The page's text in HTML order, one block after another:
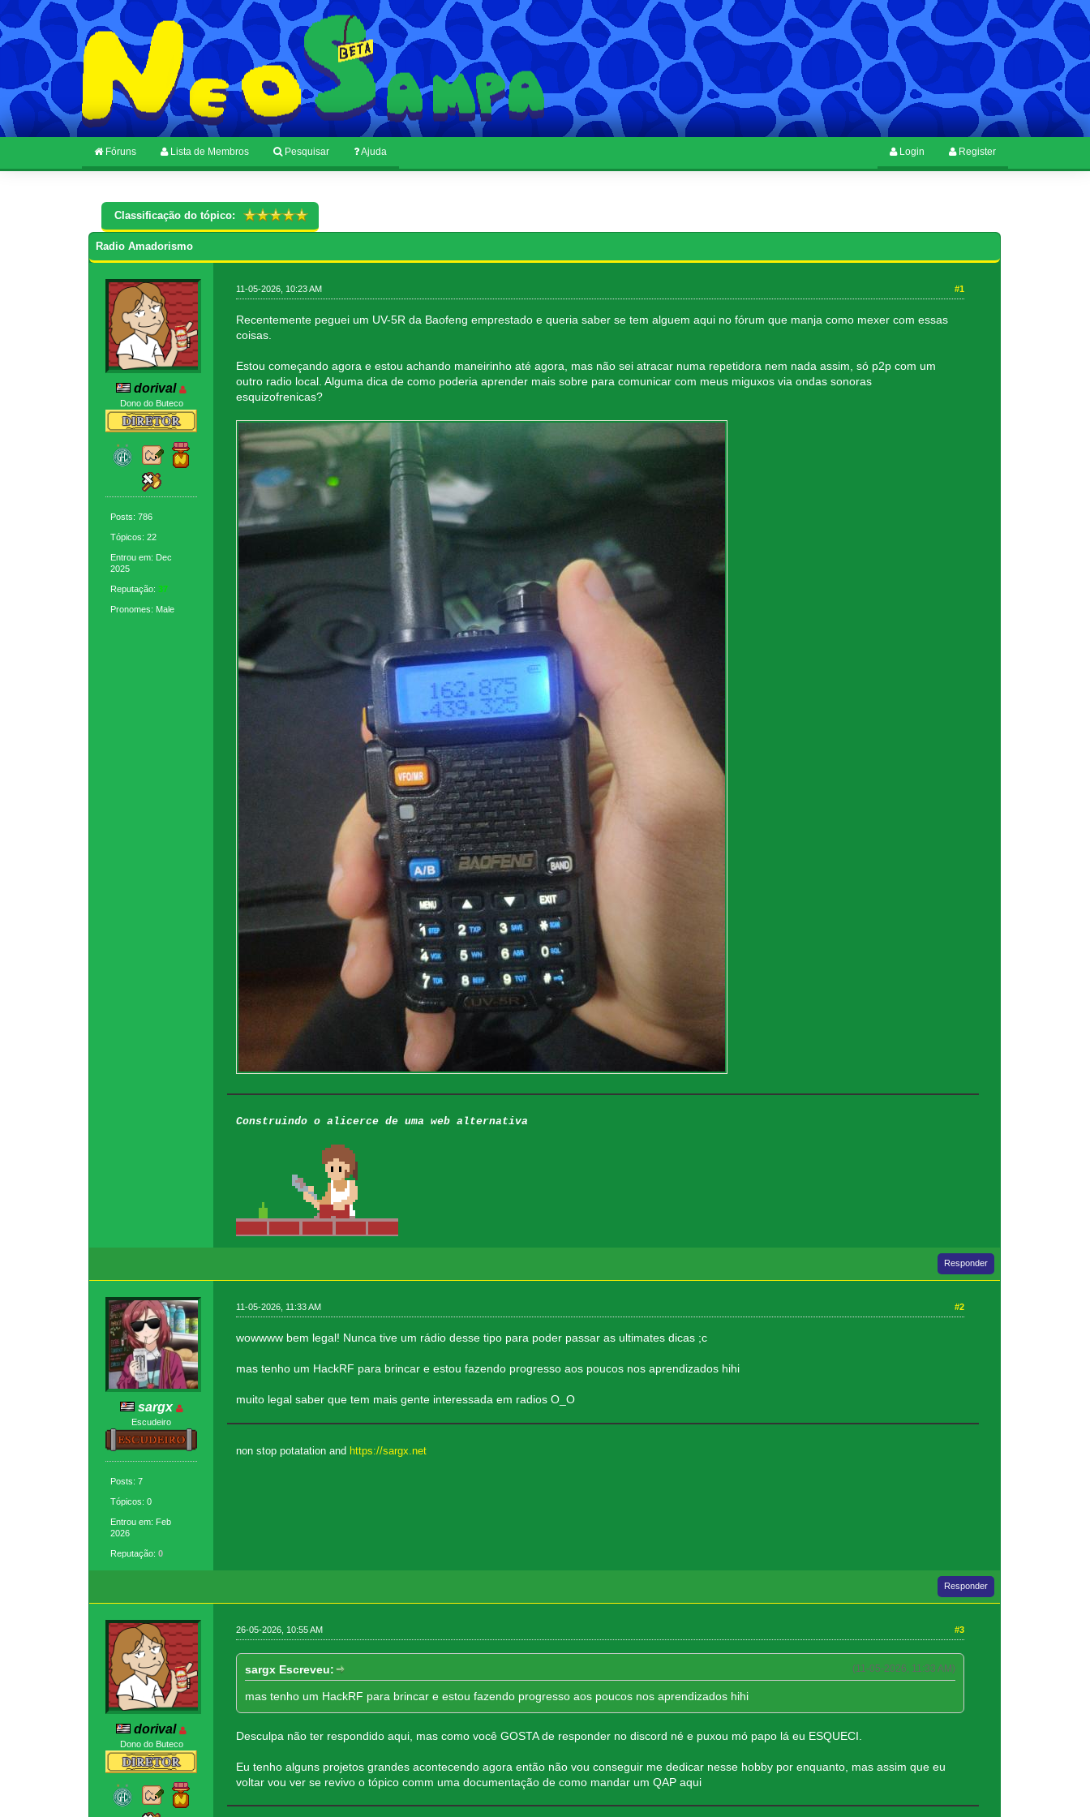
Fóruns Lista de Membros Pesquisar Ajuda Register
Login
Classificação do tópico:
Radio Amadorismo
dorival
Dono do Buteco
Posts: 786
Tópicos: 22
Entrou em: Dec
2025
Reputação:37
Pronomes: Male
#1
11-05-2026, 10:23 AM
Recentemente peguei um UV-5R da Baofeng emprestado e queria saber se tem alguem aqui no fórum que manja como mexer com essas
coisas.
Estou começando agora e estou achando maneirinho até agora, mas não sei atracar numa repetidora nem nada assim, só p2p com um
outro radio local. Alguma dica de como poderia aprender mais sobre para comunicar com meus miguxos via ondas sonoras
esquizofrenicas?
Construindo o alicerce de uma web alternativa
Responder
sargx
Escudeiro
Posts: 7
Tópicos: 0
Entrou em: Feb
2026
Reputação:0
#2
11-05-2026, 11:33 AM
wowwww bem legal! Nunca tive um rádio desse tipo para poder passar as ultimates dicas ;c
mas tenho um HackRF para brincar e estou fazendo progresso aos poucos nos aprendizados hihi
muito legal saber que tem mais gente interessada em radios O_O
non stop potatation and https://sargx.net
Responder
dorival
Dono do Buteco
#3
26-05-2026, 10:55 AM
(11-05-2026, 11:33 AM)
sargx Escreveu:
mas tenho um HackRF para brincar e estou fazendo progresso aos poucos nos aprendizados hihi
Desculpa não ter respondido aqui, mas como você GOSTA de responder no discord né e puxou mó papo lá eu ESQUECI.
Eu tenho alguns projetos grandes acontecendo agora então não vou conseguir me dedicar nesse hobby por enquanto, mas assim que eu
voltar vou ver se revivo o tópico comm uma documentação de como mandar um QAP aqui